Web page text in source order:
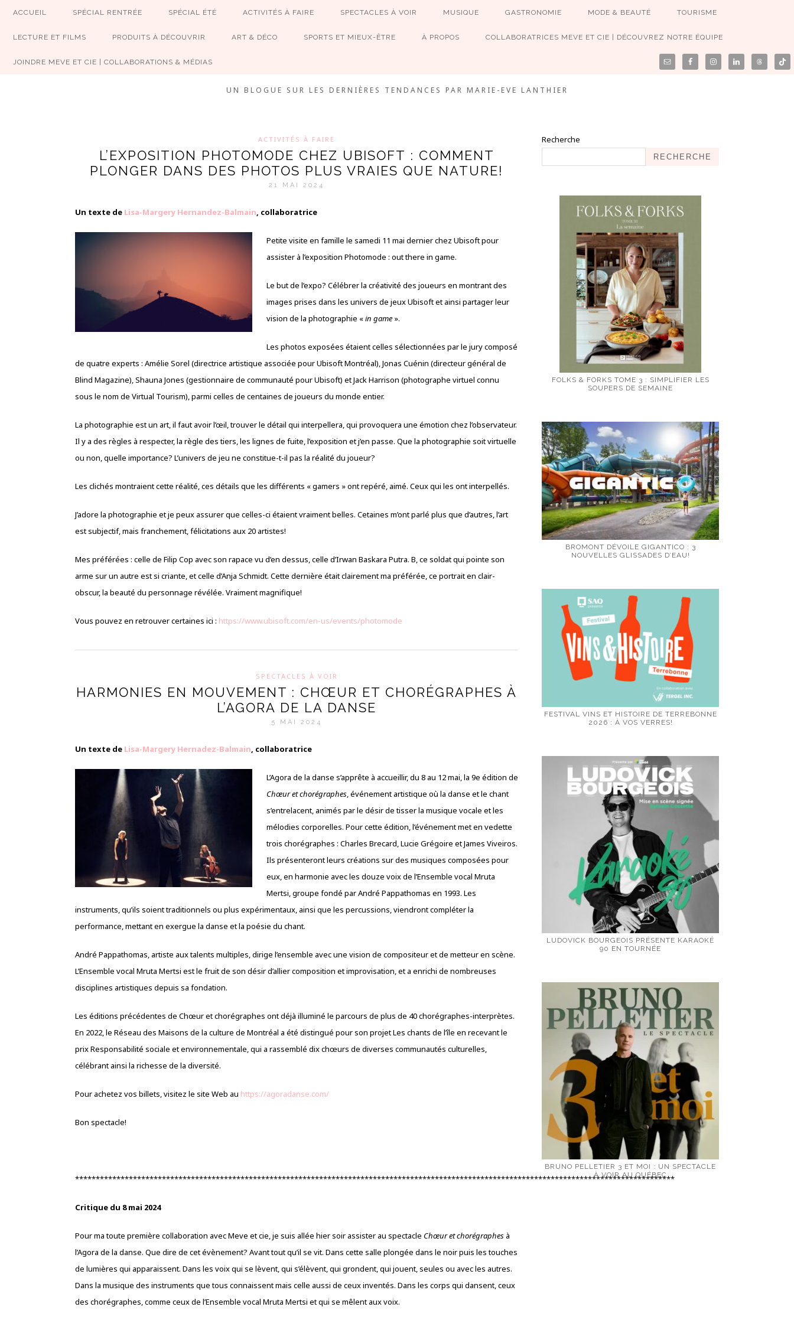
ACCUEIL SPÉCIAL RENTRÉE SPÉCIAL ÉTÉ ACTIVITÉS À FAIRE SPECTACLES À VOIR MUSIQUE GASTRONOMIE MODE & BEAUTÉ TOURISME
LECTURE ET FILMS PRODUITS À DÉCOUVRIR ART & DÉCO SPORTS ET MIEUX-ÊTRE À PROPOS COLLABORATRICES MEVE ET CIE | DÉCOUVREZ NOTRE ÉQUIPE
JOINDRE MEVE ET CIE | COLLABORATIONS & MÉDIAS
UN BLOGUE SUR LES DERNIÈRES TENDANCES PAR MARIE-EVE LANTHIER
ACTIVITÉS À FAIRE
L’EXPOSITION PHOTOMODE CHEZ UBISOFT : COMMENT
PLONGER DANS DES PHOTOS PLUS VRAIES QUE NATURE!
21 MAI 2024
Un texte de Lisa-Margery Hernandez-Balmain, collaboratrice
Petite visite en famille le samedi 11 mai dernier chez Ubisoft pour
assister à l’exposition Photomode : out there in game.
Le but de l’expo? Célébrer la créativité des joueurs en montrant des
images prises dans les univers de jeux Ubisoft et ainsi partager leur
vision de la photographie «in game ».
Les photos exposées étaient celles sélectionnées par le jury composé
de quatre experts : Amélie Sorel (directrice artistique associée pour Ubisoft Montréal), Jonas Cuénin (directeur général de
Blind Magazine), Shauna Jones (gestionnaire de communauté pour Ubisoft) et Jack Harrison (photographe virtuel connu
sous le nom de Virtual Tourism), parmi celles de centaines de joueurs du monde entier.
La photographie est un art, il faut avoir l’œil, trouver le détail qui interpellera, qui provoquera une émotion chez l’observateur.
Il y a des règles à respecter, la règle des tiers, les lignes de fuite, l’exposition et j’en passe. Que la photographie soit virtuelle
ou non, quelle importance? L’univers de jeu ne constitue-t-il pas la réalité du joueur?
Les clichés montraient cette réalité, ces détails que les différents « gamers » ont repéré, aimé. Ceux qui les ont interpellés.
J’adore la photographie et je peux assurer que celles-ci étaient vraiment belles. Cetaines m’ont parlé plus que d’autres, l’art
est subjectif, mais franchement, félicitations aux 20 artistes!
Mes préférées : celle de Filip Cop avec son rapace vu d’en dessus, celle d’Irwan Baskara Putra. B, ce soldat qui pointe son
arme sur un autre est si criante, et celle d’Anja Schmidt. Cette dernière était clairement ma préférée, ce portrait en clair-
obscur, la beauté du personnage révélée. Vraiment magnifique!
Vous pouvez en retrouver certaines ici : https://www.ubisoft.com/en-us/events/photomode
SPECTACLES À VOIR
HARMONIES EN MOUVEMENT : CHŒUR ET CHORÉGRAPHES À
L’AGORA DE LA DANSE
5 MAI 2024
Un texte de Lisa-Margery Hernadez-Balmain, collaboratrice
L’Agora de la danse s’apprête à accueillir, du 8 au 12 mai, la 9e édition de
Chœur et chorégraphes, événement artistique où la danse et le chant
s’entrelacent, animés par le désir de tisser la musique vocale et les
mélodies corporelles. Pour cette édition, l’événement met en vedette
trois chorégraphes : Charles Brecard, Lucie Grégoire et James Viveiros.
Ils présenteront leurs créations sur des musiques composées pour
eux, en harmonie avec les douze voix de l’Ensemble vocal Mruta
Mertsi, groupe fondé par André Pappathomas en 1993. Les
instruments, qu’ils soient traditionnels ou plus expérimentaux, ainsi que les percussions, viendront compléter la
performance, mettant en exergue la danse et la poésie du chant.
André Pappathomas, artiste aux talents multiples, dirige l’ensemble avec une vision de compositeur et de metteur en scène.
L’Ensemble vocal Mruta Mertsi est le fruit de son désir d’allier composition et improvisation, et a enrichi de nombreuses
disciplines artistiques depuis sa fondation.
Les éditions précédentes de Chœur et chorégraphes ont déjà illuminé le parcours de plus de 40 chorégraphes-interprètes.
En 2022, le Réseau des Maisons de la culture de Montréal a été distingué pour son projet Les chants de l’île en recevant le
prix Responsabilité sociale et environnementale, qui a rassemblé dix chœurs de diverses communautés culturelles,
célébrant ainsi la richesse de la diversité.
Pour achetez vos billets, visitez le site Web au https://agoradanse.com/
Bon spectacle!
*************************************************************************************************************************************************
Critique du 8 mai 2024
Pour ma toute première collaboration avec Meve et cie, je suis allée hier soir assister au spectacle Chœur et chorégraphes à
l’Agora de la danse. Que dire de cet évènement? Avant tout qu’il se vit. Dans cette salle plongée dans le noir puis les touches
de lumières qui apparaissent. Dans les voix qui se lèvent, qui s’élèvent, qui grondent, qui jouent, seules ou avec les autres.
Dans la musique des instruments que tous connaissent mais celle aussi de ceux inventés. Dans les corps qui dansent, ceux
des chorégraphes, comme ceux de l’Ensemble vocal Mruta Mertsi et qui se mêlent aux voix.
Recherche
RECHERCHE
FOLKS & FORKS TOME 3 : SIMPLIFIER LES
SOUPERS DE SEMAINE
BROMONT DÉVOILE GIGANTICO : 3
NOUVELLES GLISSADES D’EAU!
FESTIVAL VINS ET HISTOIRE DE TERREBONNE
2026 : À VOS VERRES!
LUDOVICK BOURGEOIS PRÉSENTE KARAOKÉ
90 EN TOURNÉE
BRUNO PELLETIER 3 ET MOI : UN SPECTACLE
À VOIR AU QUÉBEC